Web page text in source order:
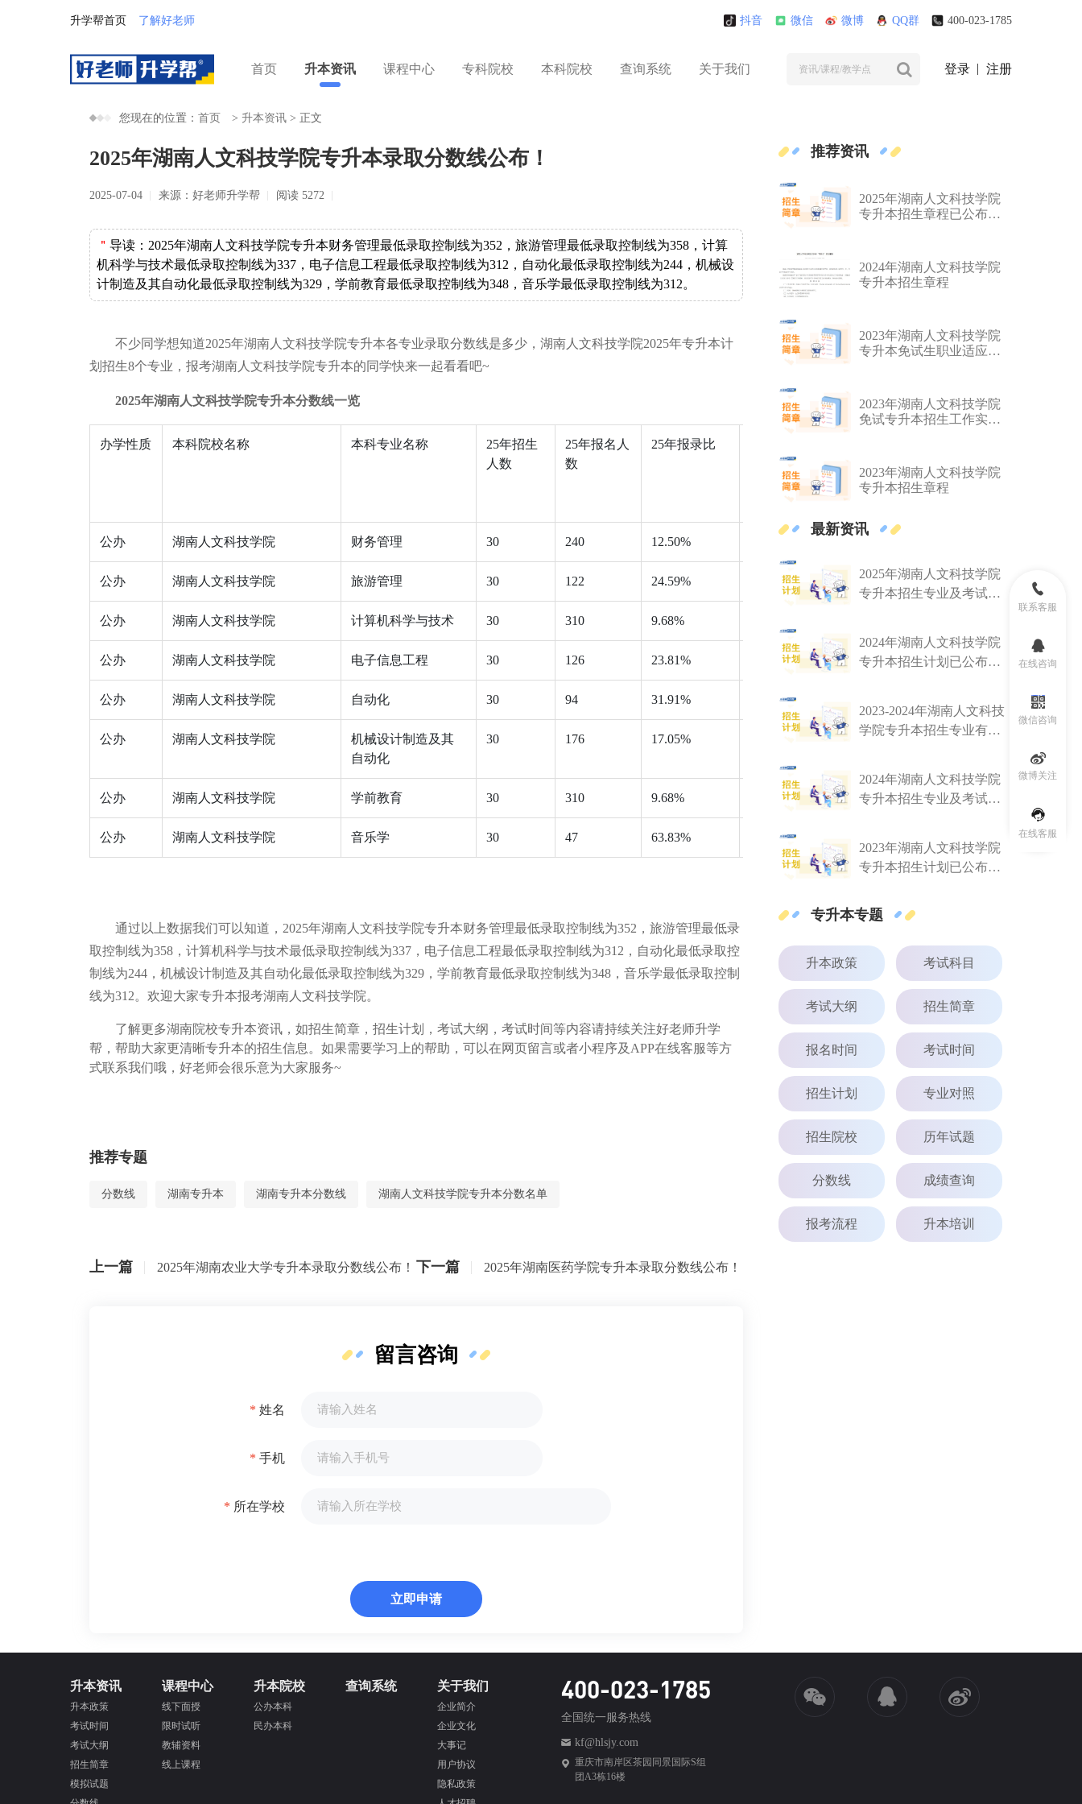
升学帮首页 了解好老师 抖音 微信 微博 QQ群 400-023-1785
首页 升本资讯 课程中心 专科院校 本科院校 查询系统 关于我们 登录 注册
联系客服
在线咨询
微信咨询
微博关注
在线客服
您现在的位置： 首页 > 升本资讯 > 正文
2025年湖南人文科技学院专升本录取分数线公布！
2025-07-04 来源：好老师升学帮 阅读 5272
＂ 导读： 2025年湖南人文科技学院专升本财务管理最低录取控制线为352，旅游管理最低录取控制线为358，计算
机科学与技术最低录取控制线为337，电子信息工程最低录取控制线为312，自动化最低录取控制线为244，机械设
计制造及其自动化最低录取控制线为329，学前教育最低录取控制线为348，音乐学最低录取控制线为312。
不少同学想知道2025年湖南人文科技学院专升本各专业录取分数线是多少，湖南人文科技学院2025年专升本计
划招生8个专业，报考湖南人文科技学院专升本的同学快来一起看看吧~
2025年湖南人文科技学院专升本分数线一览
办学性质 本科院校名称 本科专业名称
25年招生
人数
25年报名人
数
25年报录比
录取控制
线（普
取人数
公办 湖南人文科技学院 财务管理 30 240 12.50%
公办 湖南人文科技学院 旅游管理 30 122 24.59% 30
公办 湖南人文科技学院 计算机科学与技术 30 310 9.68%
公办 湖南人文科技学院 电子信息工程 30 126 23.81% 33
公办 湖南人文科技学院 自动化 30 94 31.91%
公办 湖南人文科技学院
机械设计制造及其
自动化
30 176 17.05% 30
公办 湖南人文科技学院 学前教育 30 310 9.68% 35
公办 湖南人文科技学院 音乐学 30 47 63.83%
通过以上数据我们可以知道，2025年湖南人文科技学院专升本财务管理最低录取控制线为352，旅游管理最低录
取控制线为358，计算机科学与技术最低录取控制线为337，电子信息工程最低录取控制线为312，自动化最低录取控
制线为244，机械设计制造及其自动化最低录取控制线为329， 学前教育最低录取控制线为348 ， 音乐学最低录取控制
线为312。欢迎大家专升本报考湖南人文科技学院。
了解更多湖南院校专升本资讯，如招生简章，招生计划，考试大纲，考试时间等内容请持续关注好老师升学
帮，帮助大家更清晰专升本的招生信息。如果需要学习上的帮助，可以在网页留言或者小程序及APP在线客服等方
式联系我们哦，好老师会很乐意为大家服务~
推荐专题
分数线 湖南专升本 湖南专升本分数线 湖南人文科技学院专升本分数名单
上一篇 2025年湖南农业大学专升本录取分数线公布！ 下一篇 2025年湖南医药学院专升本录取分数线公布！
留言咨询
* 姓名
* 手机
* 所在学校
立即申请
推荐资讯
2025年湖南人文科技学院
专升本招生章程已公布！
2024年湖南人文科技学院
专升本招生章程
2023年湖南人文科技学院
专升本免试生职业适应性
2023年湖南人文科技学院
免试专升本招生工作实施
2023年湖南人文科技学院
专升本招生章程
最新资讯
2025年湖南人文科技学院
专升本招生专业及考试科
2024年湖南人文科技学院
专升本招生计划已公布！
2023-2024年湖南人文科技
学院专升本招生专业有哪
2024年湖南人文科技学院
专升本招生专业及考试科
2023年湖南人文科技学院
专升本招生计划已公布！
专升本专题
升本政策 考试科目
考试大纲 招生简章
报名时间 考试时间
招生计划 专业对照
招生院校 历年试题
分数线 成绩查询
报考流程 升本培训
升本资讯
升本政策
考试时间
考试大纲
招生简章
模拟试题
课程中心
线下面授
限时试听
教辅资料
线上课程
升本院校
公办本科
民办本科
查询系统 关于我们
企业简介
企业文化
大事记
用户协议
隐私政策
400-023-1785
全国统一服务热线
kf@hlsjy.com
重庆市南岸区茶园同景国际S组
团A3栋16楼